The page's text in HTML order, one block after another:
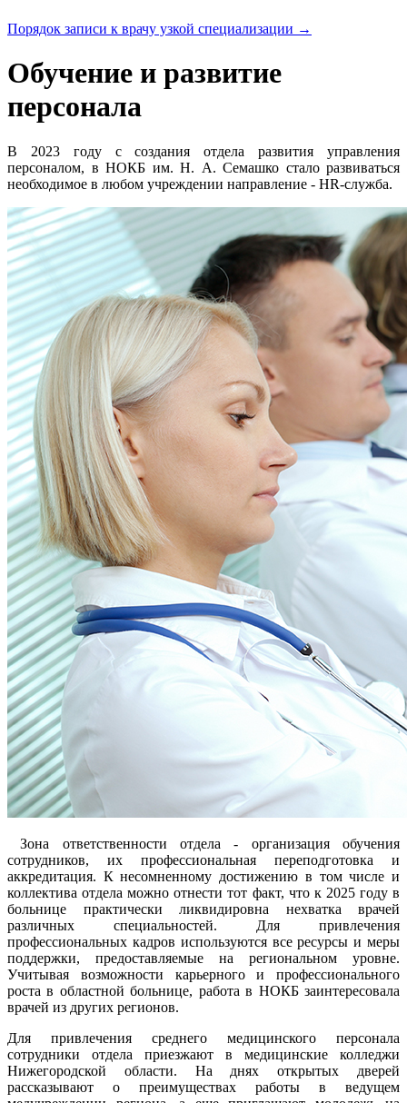
Порядок записи к врачу узкой специализации →
Обучение и развитие
персонала
В 2023 году с создания отдела развития управления
персоналом, в НОКБ им. Н. А. Семашко стало развиваться
необходимое в любом учреждении направление - HR-служба.
Зона ответственности отдела - организация обучения
сотрудников, их профессиональная переподготовка и
аккредитация. К несомненному достижению в том числе и
коллектива отдела можно отнести тот факт, что к 2025 году в
больнице практически ликвидировна нехватка врачей
различных специальностей. Для привлечения
профессиональных кадров используются все ресурсы и меры
поддержки, предоставляемые на региональном уровне.
Учитывая возможности карьерного и профессионального
роста в областной больнице, работа в НОКБ заинтересовала
врачей из других регионов.
Для привлечения среднего медицинского персонала
сотрудники отдела приезжают в медицинские колледжи
Нижегородской области. На днях открытых дверей
рассказывают о преимуществах работы в ведущем